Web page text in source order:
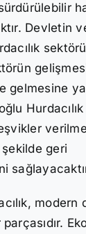
Devletin
gelmesine
geri
modern